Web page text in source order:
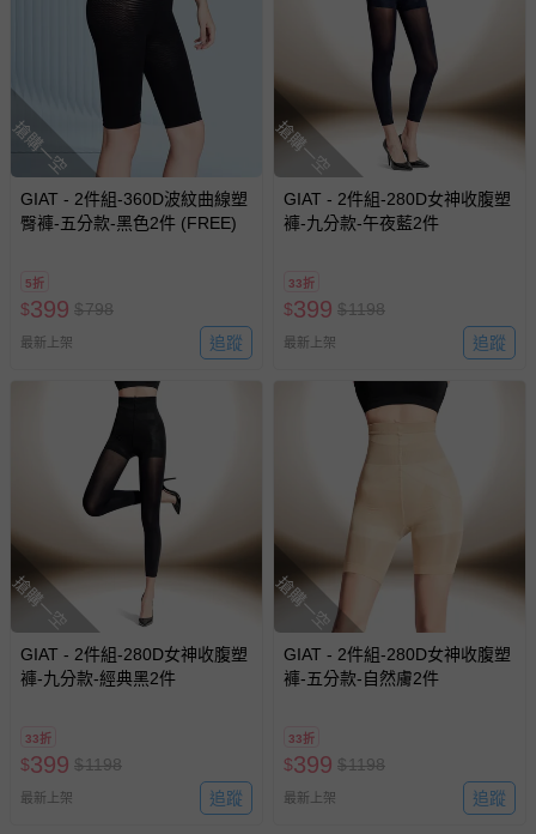
搶購一空
GIAT - 2件組-360D波紋曲線塑
臀褲-五分款-黑色2件 (FREE)
5折
$399 $798
最新上架 追蹤
搶購一空
GIAT - 2件組-280D女神收腹塑
褲-九分款-午夜藍2件
33折
$399 $1198
最新上架 追蹤
搶購一空
GIAT - 2件組-280D女神收腹塑
褲-九分款-經典黑2件
33折
$399 $1198
最新上架 追蹤
搶購一空
GIAT - 2件組-280D女神收腹塑
褲-五分款-自然膚2件
33折
$399 $1198
最新上架 追蹤